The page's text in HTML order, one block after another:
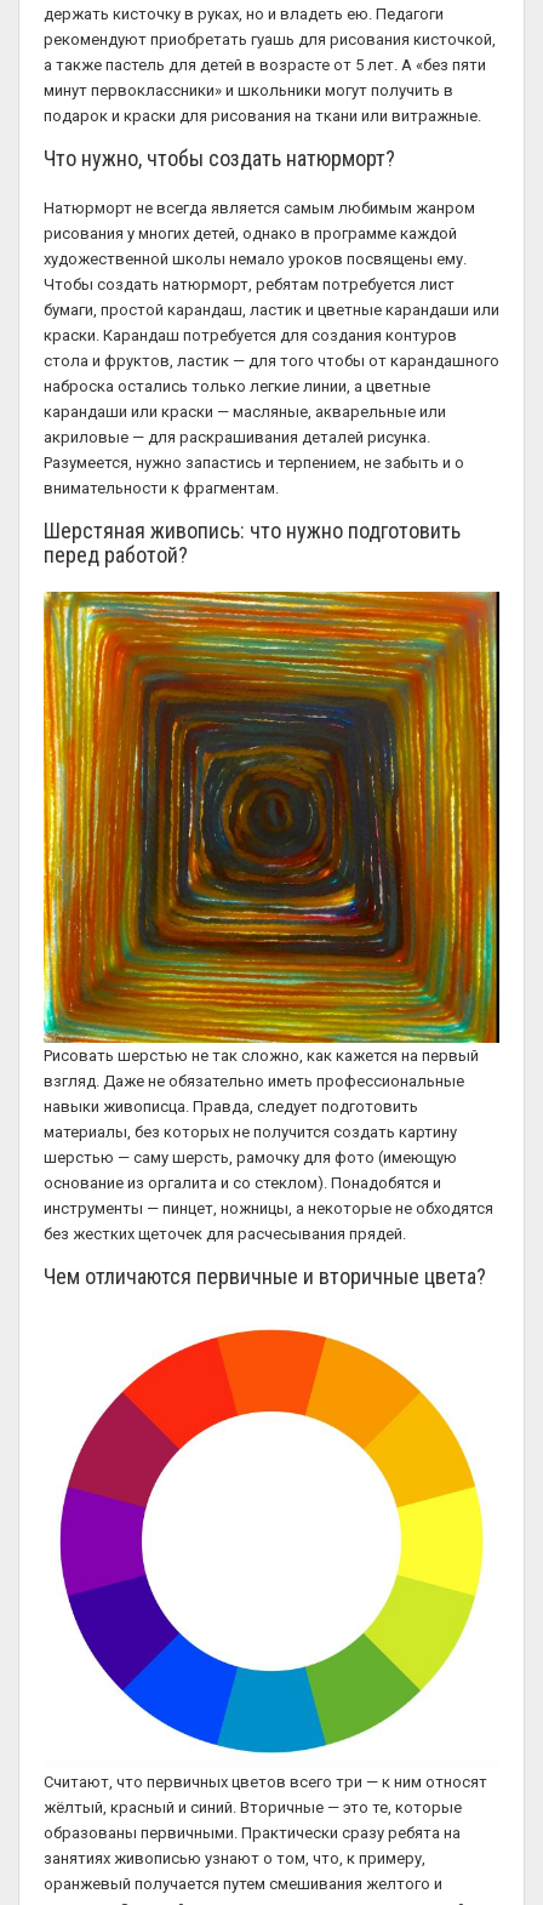
держать кисточку в руках, но и владеть ею. Педагоги
рекомендуют приобретать гуашь для рисования кисточкой,
а также пастель для детей в возрасте от 5 лет. А «без пяти
минут первоклассники» и школьники могут получить в
подарок и краски для рисования на ткани или витражные.
Что нужно, чтобы создать натюрморт?
Натюрморт не всегда является самым любимым жанром
рисования у многих детей, однако в программе каждой
художественной школы немало уроков посвящены ему.
Чтобы создать натюрморт, ребятам потребуется лист
бумаги, простой карандаш, ластик и цветные карандаши или
краски. Карандаш потребуется для создания контуров
стола и фруктов, ластик — для того чтобы от карандашного
наброска остались только легкие линии, а цветные
карандаши или краски — масляные, акварельные или
акриловые — для раскрашивания деталей рисунка.
Разумеется, нужно запастись и терпением, не забыть и о
внимательности к фрагментам.
Шерстяная живопись: что нужно подготовить
перед работой?
Рисовать шерстью не так сложно, как кажется на первый
взгляд. Даже не обязательно иметь профессиональные
навыки живописца. Правда, следует подготовить
материалы, без которых не получится создать картину
шерстью — саму шерсть, рамочку для фото (имеющую
основание из оргалита и со стеклом). Понадобятся и
инструменты — пинцет, ножницы, а некоторые не обходятся
без жестких щеточек для расчесывания прядей.
Чем отличаются первичные и вторичные цвета?
Считают, что первичных цветов всего три — к ним относят
жёлтый, красный и синий. Вторичные — это те, которые
образованы первичными. Практически сразу ребята на
занятиях живописью узнают о том, что, к примеру,
оранжевый получается путем смешивания желтого и